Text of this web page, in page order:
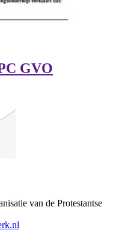
GVO
van de Protestantse